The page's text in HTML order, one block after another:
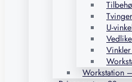
U-
Workstation